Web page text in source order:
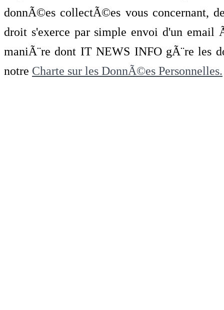
donnÃ©es collectÃ©es vous concernant,
droit s'exerce par simple envoi d'un
maniÃ¨re dont IT NEWS INFO gÃ¨re les
notre Charte sur les DonnÃ©es Personnelles.